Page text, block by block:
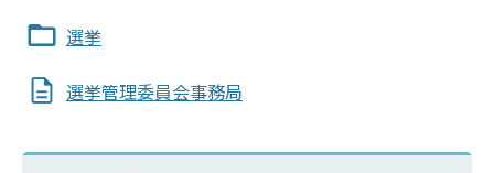
選挙
選挙管理委員会事務局